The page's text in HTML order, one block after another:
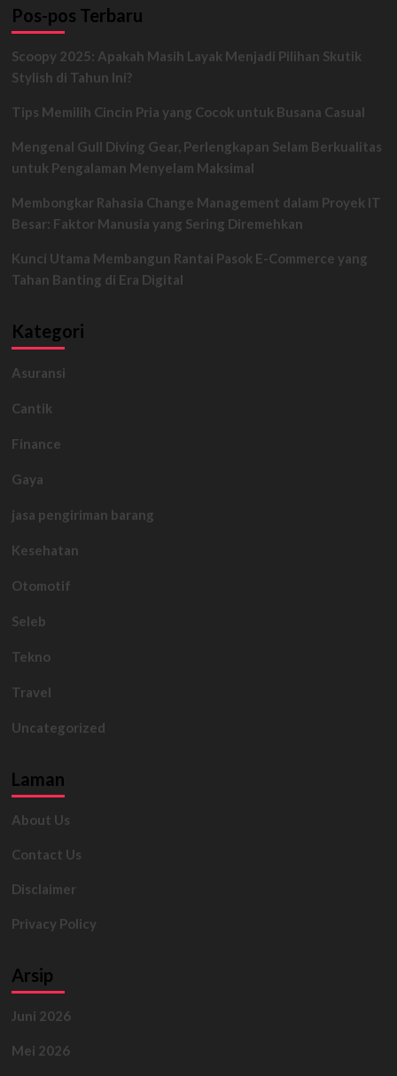
Wisata
Yogyakarta,
Jangan
4
Bersejarah
Ini
Pos-pos Terbaru
Scoopy 2025: Apakah Masih Layak Menjadi Pilihan Skutik
Stylish di Tahun Ini?
Tips Memilih Cincin Pria yang Cocok untuk Busana Casual
Mengenal Gull Diving Gear, Perlengkapan Selam Berkualitas
untuk Pengalaman Menyelam Maksimal
Membongkar Rahasia Change Management dalam Proyek IT
Besar: Faktor Manusia yang Sering Diremehkan
Kunci Utama Membangun Rantai Pasok E-Commerce yang
Tahan Banting di Era Digital
Kategori
Asuransi
Cantik
Finance
Gaya
jasa pengiriman barang
Kesehatan
Otomotif
Seleb
Tekno
Travel
Uncategorized
Laman
About Us
Contact Us
Disclaimer
Privacy Policy
Arsip
Juni 2026
Mei 2026